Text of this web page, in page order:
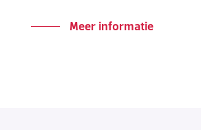
Meer informatie